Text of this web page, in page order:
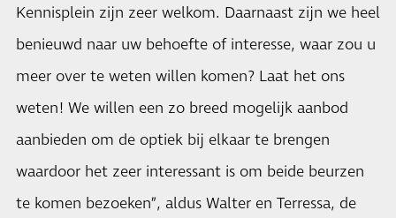
Kennisplein zijn zeer welkom. Daarnaast zijn we heel
benieuwd naar uw behoefte of interesse, waar zou u
meer over te weten willen komen? Laat het ons
weten! We willen een zo breed mogelijk aanbod
aanbieden om de optiek bij elkaar te brengen
waardoor het zeer interessant is om beide beurzen
te komen bezoeken”, aldus Walter en Terressa, de